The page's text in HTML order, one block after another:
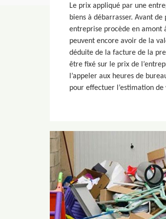
Le prix appliqué par une
biens à débarrasser. Avant
entreprise procède en amont
peuvent encore avoir de la
déduite de la facture de la
être fixé sur le prix de
l’appeler aux heures de
pour effectuer l’estimation de